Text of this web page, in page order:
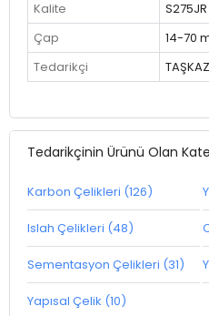
Kalite
Çap
14-70
Tedarikçi
Tedarikçinin Ürünü Olan
Karbon Çelikleri (126)
Islah Çelikleri (48)
Sementasyon Çelikleri (31)
Yapısal Çelik (10)